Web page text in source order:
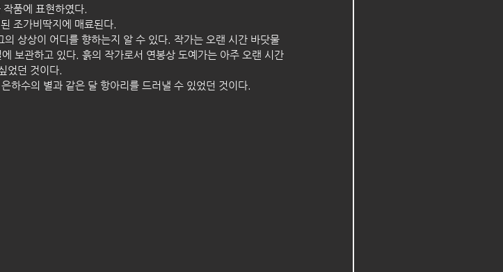
품에 표현하였다.
조가비딱지에 매료된다.
상상이 어디를 향하는지 알 수 있다. 작가는 오랜 시간 바닷물
보관하고 있다. 흙의 작가로서 연봉상 도예가는 아주 오랜 시간
었던 것이다.
하수의 별과 같은 달 항아리를 드러낼 수 있었던 것이다.